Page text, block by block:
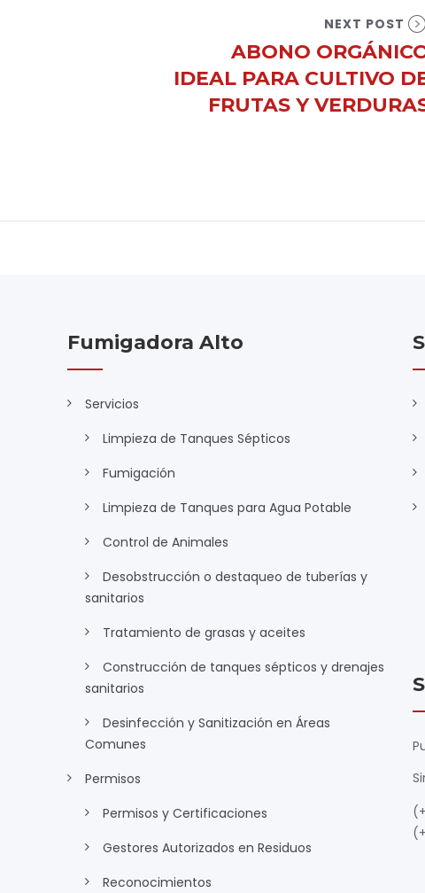
NEXT POST
ABONO
IDEAL PARA CULTIVO
FRUTAS Y
Fumigadora Alto
Servicios
Limpieza de Tanques Sépticos
Fumigación
Limpieza de Tanques para Agua Potable
Control de Animales
Desobstrucción o destaqueo de tuberías y
sanitarios
Tratamiento de grasas y aceites
Construcción de tanques sépticos y drenajes
sanitarios
Desinfección y Sanitización en Áreas
Comunes
Permisos
Permisos y Certificaciones
Gestores Autorizados en Residuos
Reconocimientos